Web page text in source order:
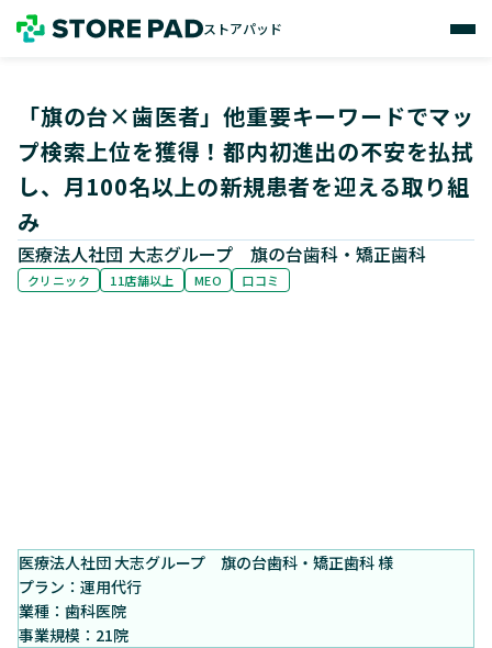
「旗の台×歯医者」他重要キーワードでマッ
プ検索上位を獲得！都内初進出の不安を払拭
し、月100名以上の新規患者を迎える取り組
み
医療法人社団 大志グループ 旗の台歯科・矯正歯科
クリニック 11店舗以上 MEO 口コミ
医療法人社団 大志グループ 旗の台歯科・矯正歯科 様
プラン：運用代行
業種：歯科医院
事業規模：21院
ストアパッド
ストアパッド